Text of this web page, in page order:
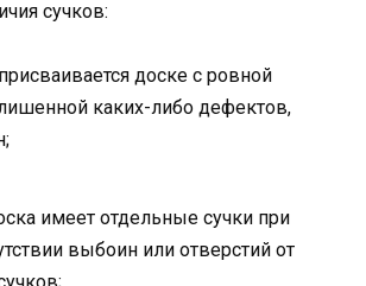
сучков:
доске с ровной
каких-либо дефектов,
имеет отдельные сучки при
выбоин или отверстий от